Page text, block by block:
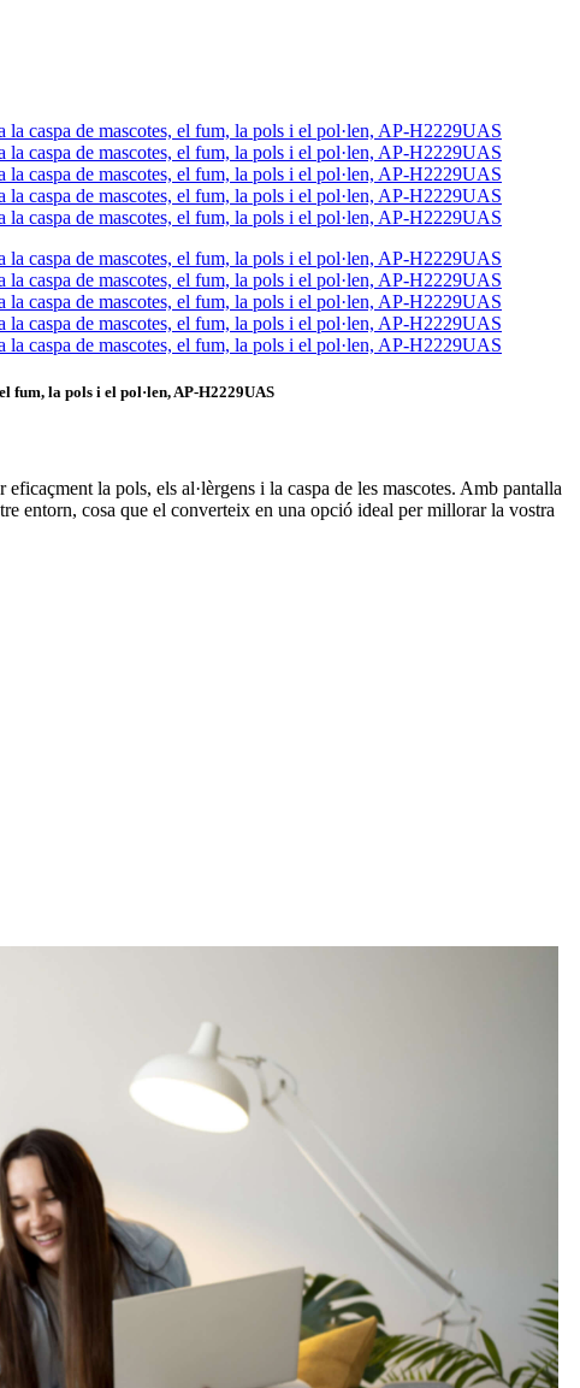
la pols i el pol·len, AP-H2229UAS
la pols, els al·lèrgens i la caspa de les mascotes. Amb pantalla
entorn, cosa que el converteix en una opció ideal per millorar la vostra